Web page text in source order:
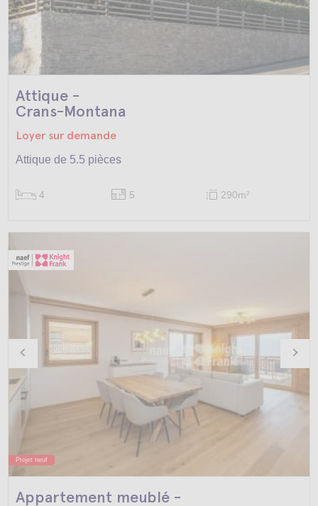
Attique -
Crans-Montana
Loyer sur demande
Attique de 5.5 pièces
4 5 290m2
Projet neuf
Appartement meublé -